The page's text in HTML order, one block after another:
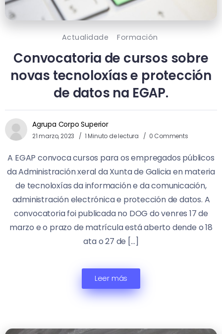
Actualidade Formación
Convocatoria de cursos sobre
novas tecnoloxías e protección
de datos na EGAP.
Agrupa Corpo Superior
21 marzo, 2023 1 Minuto de lectura 0 Comments
A EGAP convoca cursos para os empregados públicos
da Administración xeral da Xunta de Galicia en materia
de tecnoloxías da información e da comunicación,
administración electrónica e protección de datos. A
convocatoria foi publicada no DOG do venres 17 de
marzo e o prazo de matrícula está aberto dende o 18
ata o 27 de […]
Leer más